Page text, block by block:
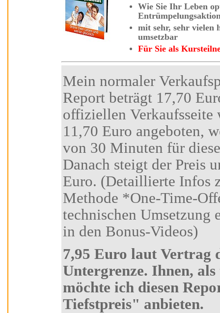
Wie Sie Ihr Leben optimieren mit
mit sehr, sehr vielen hilfreichen Tipps und Strategien - sofort
umsetzbar
Für Sie als
Mein normaler Verkaufspreis für diesen Insider-
Report beträgt 17,70 Euro. Den Besuchern der
offiziellen Verkaufsseite wird ein
11,70 Euro angeboten, wenn
von 30 Minuten für
Danach steigt der Preis
Euro. (Detaillierte Infos zu dieser Marketing-
Methode *One-Time-Offer-Tool* und zur
technischen Umsetzung erhalten Sie in Kursteil 6
in den Bonus-Videos)
7,95 Euro laut Vertrag die absolute
Untergrenze. Ihnen, als treuen Kursteilnehmer
möchte ich diesen Report zum absoluten "Aldi-
Tiefstpreis" anbieten.